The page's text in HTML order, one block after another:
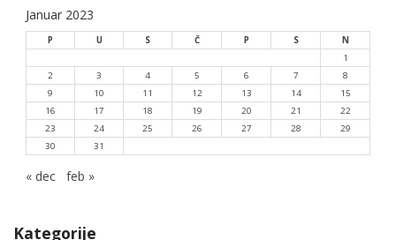
Januar 2023
P U S Č P S
N
1
2
3 4 5 6 7
8
9
10 11 12 13 14
15
16
17 18 19 20 21
22
23
24 25 26 27 28
29
30
31
« dec feb »
Kategorije